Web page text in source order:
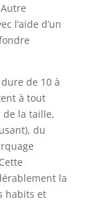
l’aide d’un
de 10 à
à tout
de la taille,
du
la
habits et